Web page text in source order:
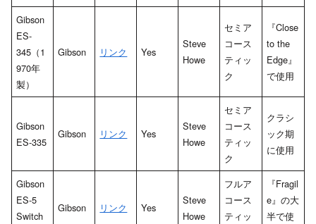
Gibson
ES-
345（1
970年
製）
Gibson リンク Yes
Steve
Howe
セミア
コース
ティッ
ク
『Close
to the
Edge』
で使用
Gibson
ES-335
Gibson リンク Yes
Steve
Howe
セミア
コース
ティッ
ク
クラシ
ック期
に使用
Gibson
ES-5
Switch
Gibson リンク Yes
Steve
Howe
フルア
コース
ティッ
『Fragil
e』の大
半で使